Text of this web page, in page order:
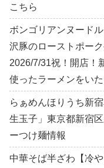
こちら
ボンゴリアンヌード
沢豚のローストポー
2026/7/31祝！開店！
使ったラーメンをいた
らぁめんほりうち新
生玉子」東京都新宿
ーつけ麺情報
中華そば半ざわ【冷